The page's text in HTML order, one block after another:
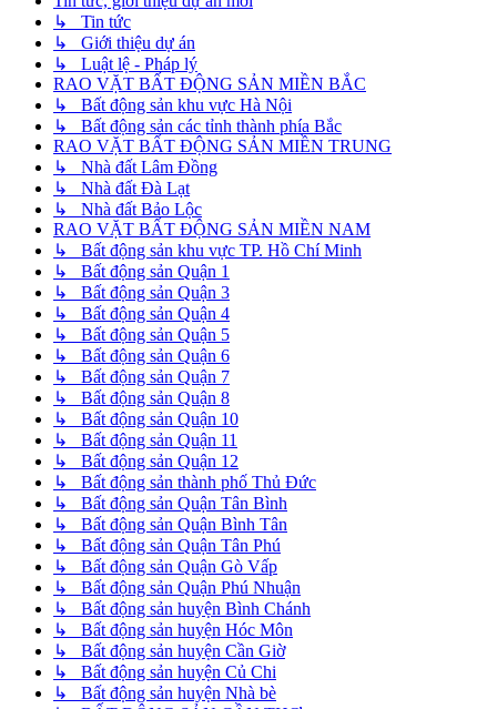
↳ Tin tức
↳ Giới thiệu dự án
↳ Luật lệ - Pháp lý
RAO VẶT BẤT ĐỘNG SẢN MIỀN BẮC
↳ Bất động sản khu vực Hà Nội
↳ Bất động sản các tỉnh thành phía Bắc
RAO VẶT BẤT ĐỘNG SẢN MIỀN TRUNG
↳ Nhà đất Lâm Đồng
↳ Nhà đất Đà Lạt
↳ Nhà đất Bảo Lộc
RAO VẶT BẤT ĐỘNG SẢN MIỀN NAM
↳ Bất động sản khu vực TP. Hồ Chí Minh
↳ Bất động sản Quận 1
↳ Bất động sản Quận 3
↳ Bất động sản Quận 4
↳ Bất động sản Quận 5
↳ Bất động sản Quận 6
↳ Bất động sản Quận 7
↳ Bất động sản Quận 8
↳ Bất động sản Quận 10
↳ Bất động sản Quận 11
↳ Bất động sản Quận 12
↳ Bất động sản thành phố Thủ Đức
↳ Bất động sản Quận Tân Bình
↳ Bất động sản Quận Bình Tân
↳ Bất động sản Quận Tân Phú
↳ Bất động sản Quận Gò Vấp
↳ Bất động sản Quận Phú Nhuận
↳ Bất động sản huyện Bình Chánh
↳ Bất động sản huyện Hóc Môn
↳ Bất động sản huyện Cần Giờ
↳ Bất động sản huyện Củ Chi
↳ Bất động sản huyện Nhà bè